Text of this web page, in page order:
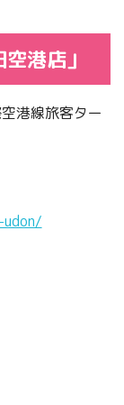
港店」
港線旅客ター